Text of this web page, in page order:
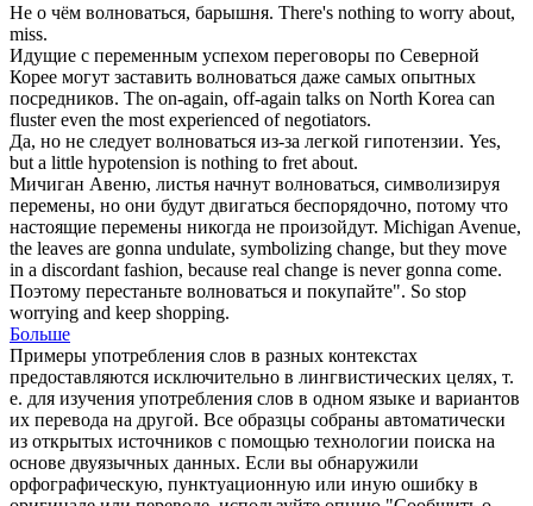
Не о чём волноваться, барышня. There's nothing to worry about,
miss.
Идущие с переменным успехом переговоры по Северной
Корее могут заставить волноваться даже самых опытных
посредников. The on-again, off-again talks on North Korea can
flustereven the most experienced of negotiators.
Да, но не следует волноваться из-за легкой гипотензии. Yes,
but a little hypotension is nothing to fret about.
Мичиган Авеню, листья начнут волноваться, символизируя
перемены, но они будут двигаться беспорядочно, потому что
настоящие перемены никогда не произойдут. Michigan Avenue,
the leaves are gonna undulate, symbolizing change, but they move
in a discordant fashion, because real change is never gonna come.
Поэтому перестаньте волноваться и покупайте". So stop
worrying and keep shopping.
Больше
Примеры употребления слов в разных контекстах
предоставляются исключительно в лингвистических целях, т.
е. для изучения употребления слов в одном языке и вариантов
их перевода на другой. Все образцы собраны автоматически
из открытых источников с помощью технологии поиска на
основе двуязычных данных. Если вы обнаружили
орфографическую, пунктуационную или иную ошибку в